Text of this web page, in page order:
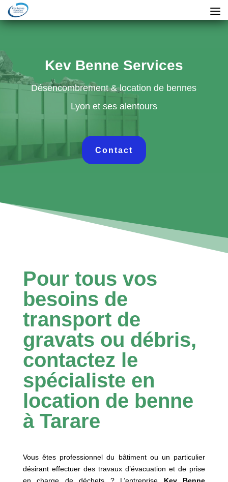
Kev Benne Services
Désencombrement & location de bennes
Lyon et ses alentours
Contact
Pour tous vos
besoins de
transport de
gravats ou débris,
contactez le
spécialiste en
location de benne
à Tarare
Vous êtes professionnel du bâtiment ou un particulier
désirant effectuer des travaux d’évacuation et de prise